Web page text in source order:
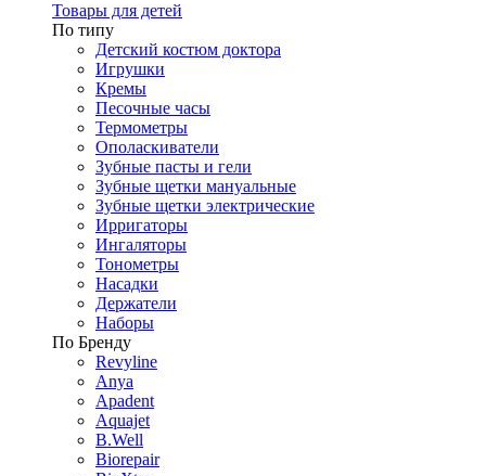
Товары для детей
По типу
Детский костюм доктора
Игрушки
Кремы
Песочные часы
Термометры
Ополаскиватели
Зубные пасты и гели
Зубные щетки мануальные
Зубные щетки электрические
Ирригаторы
Ингаляторы
Тонометры
Насадки
Держатели
Наборы
По Бренду
Revyline
Anya
Apadent
Aquajet
B.Well
Biorepair